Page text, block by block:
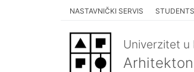
NASTAVNIČKI SERVIS
Univerzitet u